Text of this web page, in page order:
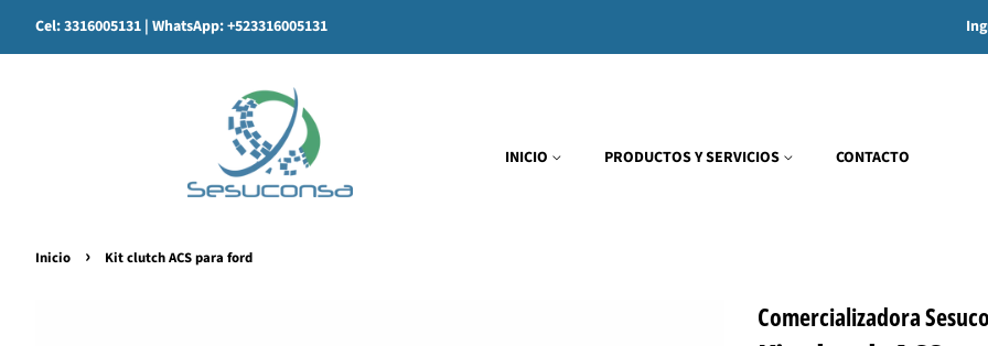
Cel: 3316005131 | WhatsApp: +523316005131
INICIO PRODUCTOS Y SERVICIOS CONTACTO
Inicio › Kit clutch ACS para ford
Comercializadora